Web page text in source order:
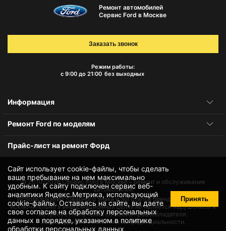
Сайт использует cookie-файлы, чтобы сделать
ваше пребывание на нем максимально
удобным. К cайту подключен сервис веб-
аналитики Яндекс.Метрика, использующий
cookie-файлы. Оставаясь на сайте, вы даете
своесогласие на обработку персональных
данных в порядке, указанном в политике
обработки персональных данных
Принять
Ремонт автомобилей
Сервис Ford в Москве
Режим работы:
с 9:00 до 21:00 без выходных
Заказать звонок
Информация
Ремонт Ford по моделям
Прайс-лист на ремонт Форд
© 2010-2026Сервис Ford в Москве – ремонт и обслуживание
автомобилей
Использование товарного знака и логотипов бренда происходит
исключительно в информационных целях не является нарушением и
не требует получения согласия правообладателя.
Защита данных и политика конфиденциальности.